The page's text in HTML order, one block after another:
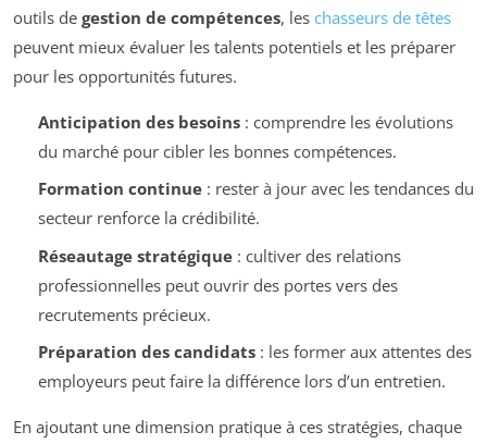
outils de gestion de compétences, les chasseurs de têtes
peuvent mieux évaluer les talents potentiels et les préparer
pour les opportunités futures.
Anticipation des besoins: comprendre les évolutions
du marché pour cibler les bonnes compétences.
Formation continue: rester à jour avec les tendances du
secteur renforce la crédibilité.
Réseautage stratégique: cultiver des relations
professionnelles peut ouvrir des portes vers des
recrutements précieux.
Préparation des candidats: les former aux attentes des
employeurs peut faire la différence lors d’un entretien.
En ajoutant une dimension pratique à ces stratégies, chaque